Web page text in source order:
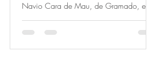
Navio Cara de Mau, de Gramado, e
várias ações especiais em comemoração
festividade que é famosa nos Estados